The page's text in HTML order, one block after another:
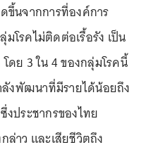
ขึ้นจากการที่องค์การ
โรคไม่ติดต่อเรื้อรัง เป็น
ดย 3 ใน 4 ของกลุ่มโรคนี้
งพัฒนาที่มีรายได้น้อยถึง
ประชากรของไทย
ล่าว และเสียชีวิตถึง